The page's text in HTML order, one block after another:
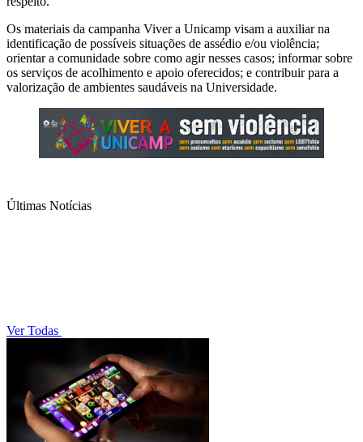
Os materiais da campanha Viver a Unicamp visam a auxiliar na
identificação de possíveis situações de assédio e/ou violência;
orientar a comunidade sobre como agir nesses casos; informar sobre
os serviços de acolhimento e apoio oferecidos; e contribuir para a
valorização de ambientes saudáveis na Universidade.
Últimas Notícias
Ver Todas